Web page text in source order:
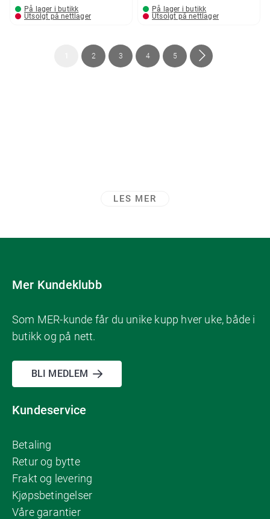
På lager i butikk
Utsolgt på nettlager
På lager i butikk
Utsolgt på nettlager
You're Side
2 Side
3 Side
4 Side
5 Side
Neste
LES MER
Mer Kundeklubb
Som MER-kunde får du unike kupp hver uke, både i
butikk og på nett.
BLI MEDLEM
Kundeservice
Betaling
Retur og bytte
Frakt og levering
Kjøpsbetingelser
Våre garantier